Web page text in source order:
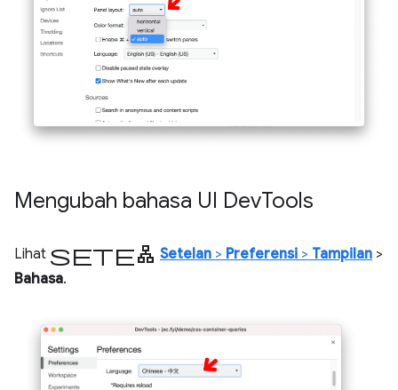
Mengubah bahasa UI DevTools
Lihat setelan Setelan > Preferensi > Tampilan >
Bahasa.